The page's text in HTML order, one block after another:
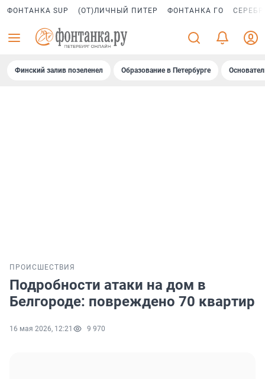
ФОНТАНКА SUP (ОТ)ЛИЧНЫЙ ПИТЕР ФОНТАНКА ГО
Финский залив позеленел Образование в Петербурге
ПРОИСШЕСТВИЯ
Подробности атаки на дом в
Белгороде: повреждено 70 квартир
16 мая 2026, 12:21 9 970